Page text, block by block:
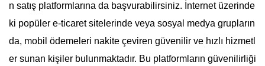
n satış platformlarına da başvurabilirsiniz. İnternet üzerinde
ki popüler e-ticaret sitelerinde veya sosyal medya grupların
da, mobil ödemeleri nakite çeviren güvenilir ve hızlı hizmetl
er sunan kişiler bulunmaktadır. Bu platformların güvenilirliği